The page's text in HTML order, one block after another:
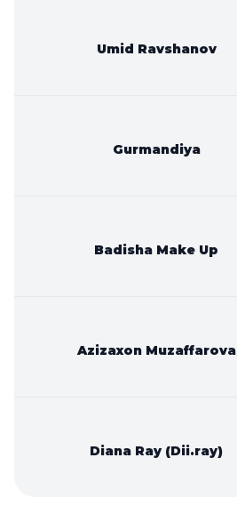
Umid Ravshanov
Gurmandiya
Badisha Make Up
Azizaxon Muzaffarova
Diana Ray (Dii.ray)